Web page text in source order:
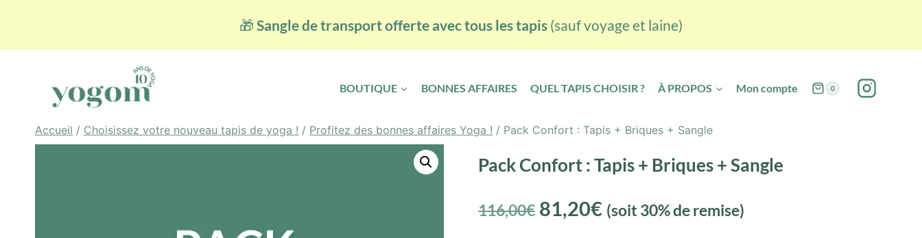
🎁 Sangle de transport offerte avec tous les tapis (sauf voyage et laine)
BOUTIQUE BONNES AFFAIRES QUEL TAPIS CHOISIR ? À PROPOS Mon compte 0
Accueil / Choisissez votre nouveau tapis de yoga ! / Profitez des bonnes affaires Yoga ! / Pack Confort : Tapis + Briques + Sangle
Pack Confort : Tapis + Briques + Sangle
116,00€ 81,20€ (soit 30% de remise)